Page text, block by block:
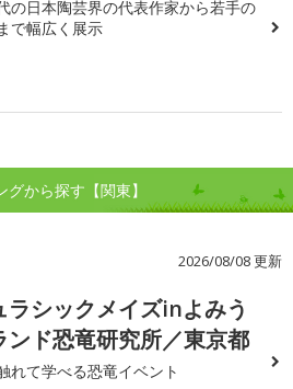
の日本陶芸界の代表作家から若手の
で幅広く展示
から探す【関東】
2026/08/08 更新
ラシックメイズinよみう
ンド恐竜研究所／東京都
れて学べる恐竜イベント